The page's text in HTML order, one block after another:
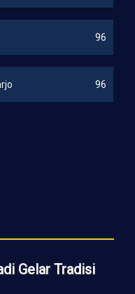
96
96
Gelar Tradisi